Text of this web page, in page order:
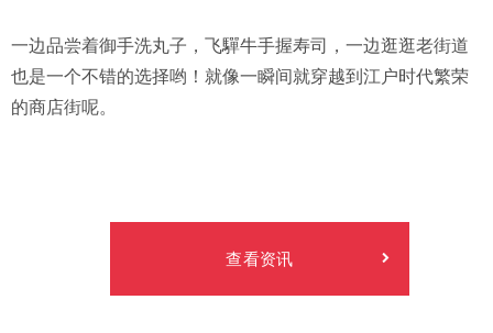
一边品尝着御手洗丸子，飞驒牛手握寿司，一边逛逛老街道
也是一个不错的选择哟！就像一瞬间就穿越到江户时代繁荣
的商店街呢。
查看资讯